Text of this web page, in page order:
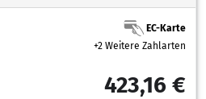
EC-Karte
+2 Weitere Zahlarten
423,16 €